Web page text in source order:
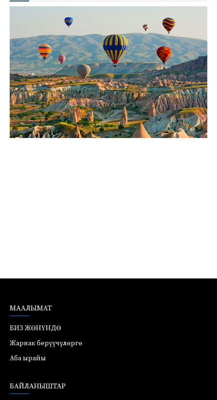
МААЛЫМАТ
БИЗ ЖӨНҮНДӨ
Жарнак берүүчүлөргө
Аба ырайы
БАЙЛАНЫШТАР